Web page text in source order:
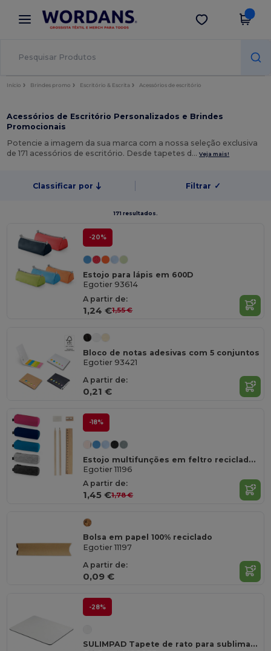
× App Wordans
Melhores preços na app!
Obter app
Início Brindes promo Escritório & Escrita Acessórios de escritório
Acessórios de Escritório Personalizados e Brindes
Promocionais
Potencie a imagem da sua marca com a nossa seleção exclusiva
de 171 acessórios de escritório. Desde tapetes d…Veja mais!
Classificar por Filtrar ✓
171 resultados.
-20%
Estojo para lápis em 600D
Egotier 93614
A partir de:
1,24 €1,55 €
Bloco de notas adesivas com 5 conjuntos
Egotier 93421
A partir de:
0,21 €
-18%
Estojo multifunções em feltro reciclado (100% rPET), com régua, lápis, borracha e afia
Egotier 11196
A partir de:
1,45 €1,78 €
Bolsa em papel 100% reciclado
Egotier 11197
A partir de:
0,09 €
-28%
SULIMPAD Tapete de rato para sublimação